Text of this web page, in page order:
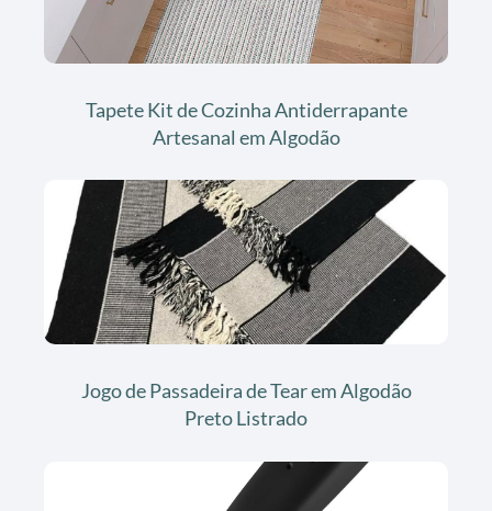
Tapete Kit de Cozinha Antiderrapante
Artesanal em Algodão
Jogo de Passadeira de Tear em Algodão
Preto Listrado